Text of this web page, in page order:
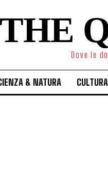
THE
Dove le
& NATURA